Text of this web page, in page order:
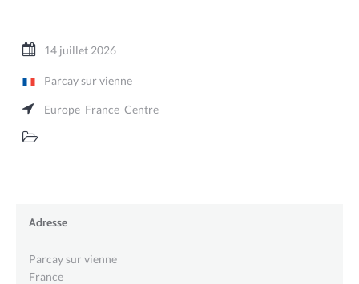
14 juillet 2026
Parcay sur vienne
Europe France Centre
Adresse
Parcay sur vienne
France